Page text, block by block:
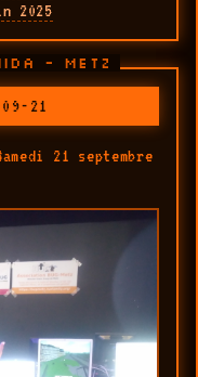
2025
- METZ
09-21
21 septembre